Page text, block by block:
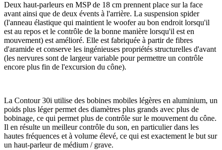
Deux haut-parleurs en MSP de 18 cm prennent place sur la face
avant ainsi que de deux évents à l'arrière. La suspension spider
(l'anneau élastique qui maintient le woofer au bon endroit lorsqu'il
est au repos et le contrôle de la bonne manière lorsqu'il est en
mouvement) est amélioré. Elle est fabriquée à partir de fibres
d'aramide et conserve les ingénieuses propriétés structurelles d'avant
(les nervures sont de largeur variable pour permettre un contrôle
encore plus fin de l'excursion du cône).
La Contour 30i utilise des bobines mobiles légères en aluminium, un
poids plus léger permet des diamètres plus grands avec plus de
bobinage, ce qui permet plus de contrôle sur le mouvement du cône.
Il en résulte un meilleur contrôle du son, en particulier dans les
hautes fréquences et à volume élevé, ce qui est exactement le but sur
un haut-parleur de médium / grave.